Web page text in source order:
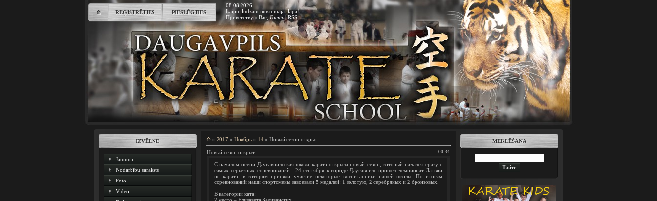
⟰ REĢISTRĒTIES PIESLĒGTIES
08.08.2026
Laipni lūdzam mūsu mājas lapā!
Приветствую Вас ,Гость|RSS
IZVĒLNE
Jaunumi
Nodarbību saraksts
Foto
Video
⟰ » 2017 » Ноябрь » 14 » Новый сезон открыт
00:34
Новый сезон открыт
С началом осени Даугавпилсская школа каратэ открыла новый сезон, который начался сразу с
самых серьёзных соревнований. 24 сентября в городе Даугавпилс прошёл чемпионат Латвии
по каратэ, в котором приняли участие некоторые воспитанники нашей школы. По итогам
соревнований наши спортсмены завоевали 5 медалей: 1 золотую, 2 серебряных и 2 бронзовых.
В категории ката:
2 место – Елизавета Заливанских
MEKLĒŠANA